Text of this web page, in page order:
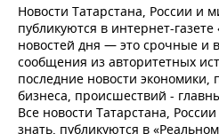
Новости Татарстана, России и
публикуются в интернет-
новостей дня — это срочные
сообщения из авторитетных
последние новости экономики,
бизнеса, происшествий -
Все новости Татарстана,
знать, публикуются в